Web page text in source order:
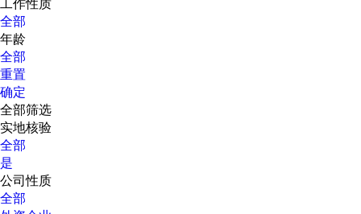
全部
年龄
全部
重置
确定
全部筛选
实地核验
全部
是
公司性质
全部